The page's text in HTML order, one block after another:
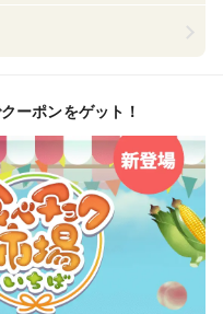
ーポンをゲット！